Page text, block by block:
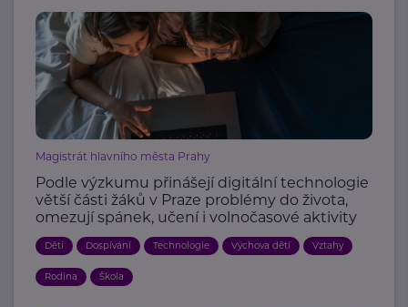
Magistrát hlavního města Prahy
Podle výzkumu přinášejí digitální technologie
větší části žáků v Praze problémy do života,
omezují spánek, učení i volnočasové aktivity
Děti Dospívání Technologie Výchova dětí Vztahy
Rodina Škola